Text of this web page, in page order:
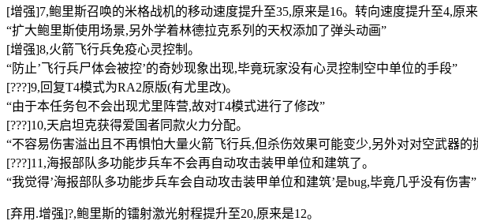
[增强]7,鲍里斯召唤的米格战机的移动速度提升至35,原来是16。转向速度提升至4,原
“扩大鲍里斯使用场景,另外学着林德拉克系列的天权添加了弹头动画”
[增强]8,火箭飞行兵免疫心灵控制。
“防止’飞行兵尸体会被控’的奇妙现象出现,毕竟玩家没有心灵控制空中单位的手段”
[???]9,回复T4模式为RA2原版(有尤里改)。
“由于本任务包不会出现尤里阵营,故对T4模式进行了修改”
[???]10,天启坦克获得爱国者同款火力分配。
“不容易伤害溢出且不再惧怕大量火箭飞行兵,但杀伤效果可能变少,另外对对空武器
[???]11,海报部队多功能步兵车不会再自动攻击装甲单位和建筑了。
“我觉得’海报部队多功能步兵车会自动攻击装甲单位和建筑’是bug,毕竟几乎没有伤害”
[弃用.增强]?,鲍里斯的镭射激光射程提升至20,原来是12。